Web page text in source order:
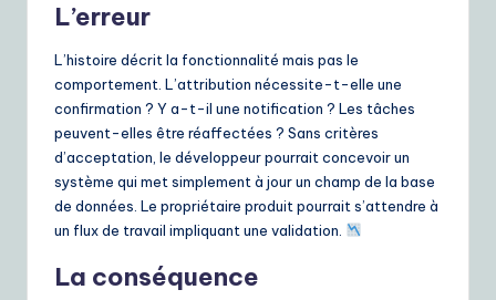
L’erreur
L’histoire décrit la fonctionnalité mais pas le
comportement. L’attribution nécessite-t-elle une
confirmation ? Y a-t-il une notification ? Les tâches
peuvent-elles être réaffectées ? Sans critères
d’acceptation, le développeur pourrait concevoir un
système qui met simplement à jour un champ de la base
de données. Le propriétaire produit pourrait s’attendre à
un flux de travail impliquant une validation.
La conséquence